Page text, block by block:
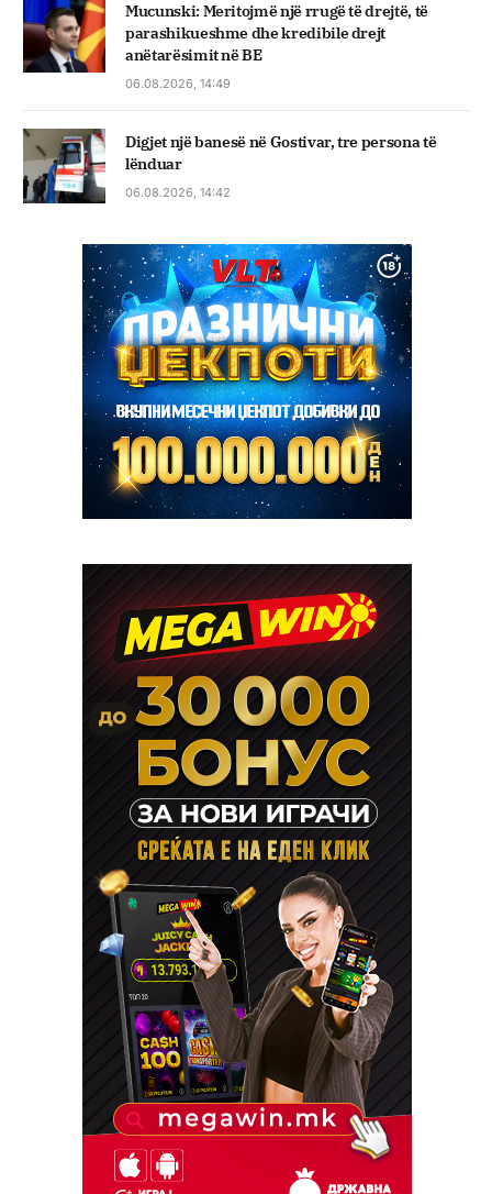
Mucunski: Meritojmë një rrugë të drejtë, të
parashikueshme dhe kredibile drejt
anëtarësimit në BE
06.08.2026, 14:49
Digjet një banesë në Gostivar, tre persona të
lënduar
06.08.2026, 14:42